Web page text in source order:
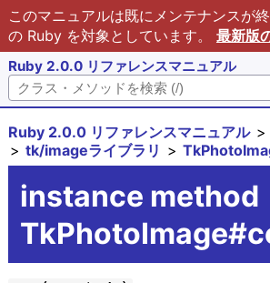
このマニュアルは既にメンテナンスが
の Ruby を対象としています。 最新版
Ruby 2.0.0 リファレンスマニュアル
Ruby 2.0.0 リファレンスマニュアル
tk/imageライブラリ
instance method